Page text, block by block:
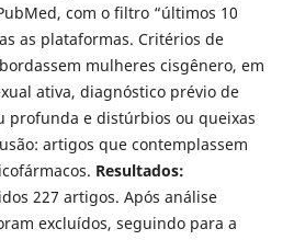
com o filtro “últimos 10
as plataformas. Critérios de
mulheres cisgênero, em
ativa, diagnóstico prévio de
profunda e distúrbios ou queixas
artigos que contemplassem
Resultados:
227 artigos. Após análise
excluídos, seguindo para a